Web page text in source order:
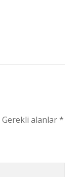
Gerekli alanlar*